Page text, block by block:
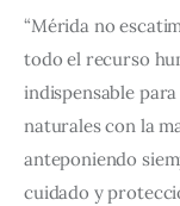
“Mérida no
todo el recurso
indispensable
naturales con la
anteponiendo
cuidado y